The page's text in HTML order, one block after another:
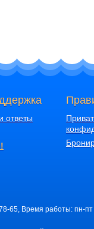
ответы
65, Время работы: пн-